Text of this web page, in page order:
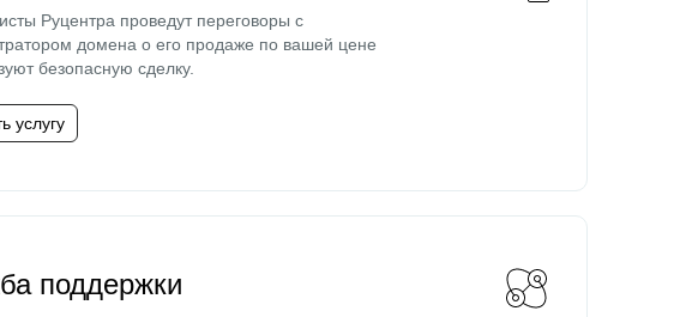
Руцентра проведут переговоры с
домена о его продаже по вашей цене
безопасную сделку.
услугу
поддержки